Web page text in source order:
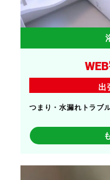
出
つまり・水漏れトラブ